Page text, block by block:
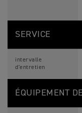
SERVICE
intervalle
d'entretien
ÉQUIPEMENT